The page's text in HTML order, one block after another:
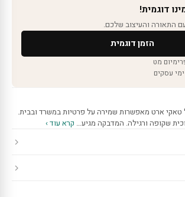
דוגמית!
התאורה והעיצוב שלכם.
הזמן דוגמית
מט
ארט מאפשרות שמירה על פרטיות במשרד ובבית.
שקופה ורגילה. המדבקה מגיע… קרא עוד ›